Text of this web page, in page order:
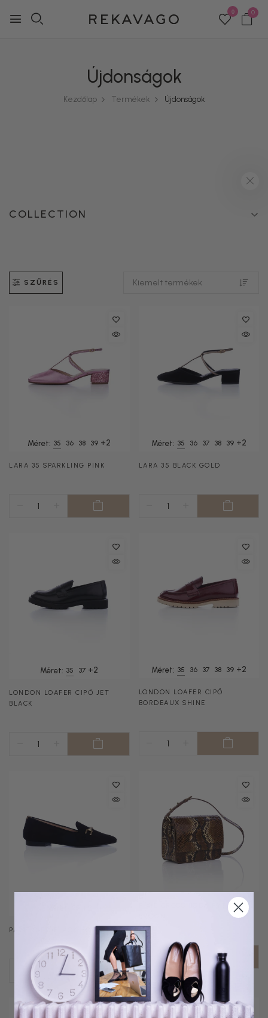
0 0
Újdonságok
Kezdőlap Termékek Újdonságok
COLLECTION
SZŰRÉS
Méret: 35 36 38 39 +2
LARA 35 SPARKLING PINK
Méret: 35 36 37 38 39 +2
LARA 35 BLACK GOLD
Méret: 35 37 +2
LONDON LOAFER CIPŐ JET
BLACK
Méret: 35 36 37 38 39 +2
LONDON LOAFER CIPŐ
BORDEAUX SHINE
PARIS CIPŐ BLACK HORSE BIT
PIXIE CROSS BODY PYTHON